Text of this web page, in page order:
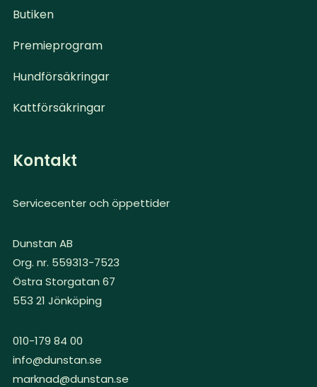
Butiken
Premieprogram
Hundförsäkringar
Kattförsäkringar
Kontakt
Servicecenter och öppettider
Dunstan AB
Org. nr. 559313-7523
Östra Storgatan 67
553 21 Jönköping
010-179 84 00
info@dunstan.se
marknad@dunstan.se